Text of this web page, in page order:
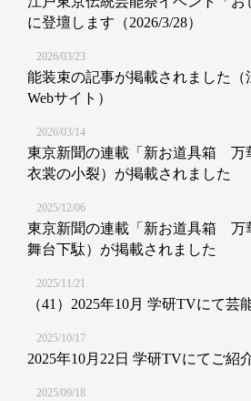
に登壇します（2026/3/28）
2026/03/23
能装束の記事が掲載されました（
Webサイト）
2026/03/14
東京新聞の連載「新お道具箱
衣裳の小裂）が掲載されました
2025/12/06
東京新聞の連載「新お道具箱
舞台下駄）が掲載されました
2025/11/21
（41）2025年10月 学研TVにて芸
2025/10/17
2025年10月22日 学研TVにてご紹
2025/09/18